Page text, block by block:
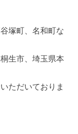
塚町、名和町な
生市、埼玉県本
ただいておりま